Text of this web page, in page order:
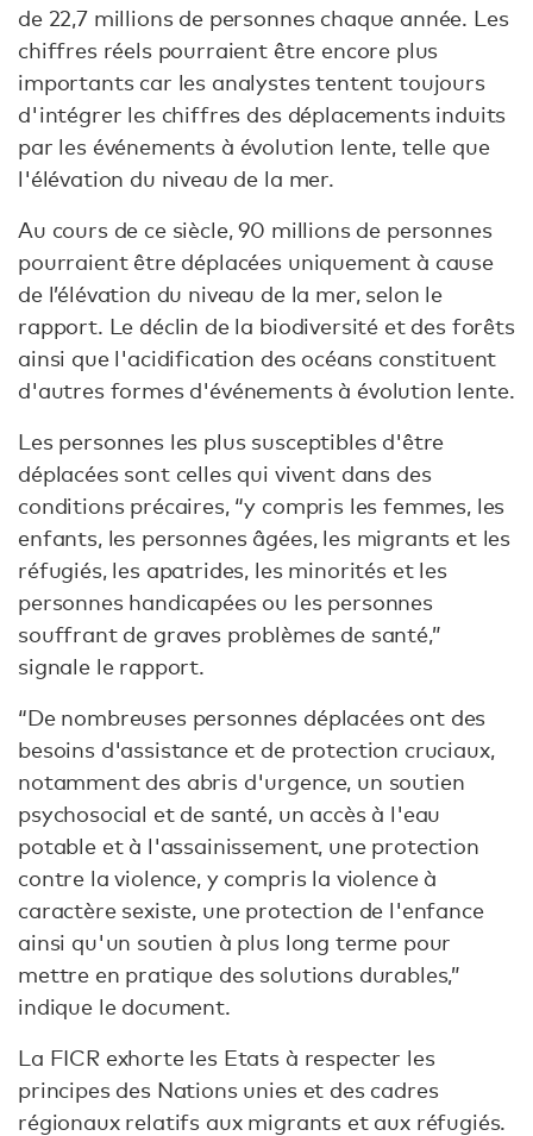
de 22,7 millions de personnes chaque année. Les
chiffres réels pourraient être encore plus
importants car les analystes tentent toujours
d'intégrer les chiffres des déplacements induits
par les événements à évolution lente, telle que
l'élévation du niveau de la mer.
Au cours de ce siècle, 90 millions de personnes
pourraient être déplacées uniquement à cause
de l’élévation du niveau de la mer, selon le
rapport. Le déclin de la biodiversité et des forêts
ainsi que l'acidification des océans constituent
d'autres formes d'événements à évolution lente.
Les personnes les plus susceptibles d'être
déplacées sont celles qui vivent dans des
conditions précaires, “y compris les femmes, les
enfants, les personnes âgées, les migrants et les
réfugiés, les apatrides, les minorités et les
personnes handicapées ou les personnes
souffrant de graves problèmes de santé,”
signale le rapport.
“De nombreuses personnes déplacées ont des
besoins d'assistance et de protection cruciaux,
notamment des abris d'urgence, un soutien
psychosocial et de santé, un accès à l'eau
potable et à l'assainissement, une protection
contre la violence, y compris la violence à
caractère sexiste, une protection de l'enfance
ainsi qu'un soutien à plus long terme pour
mettre en pratique des solutions durables,”
indique le document.
La FICR exhorte les Etats à respecter les
principes des Nations unies et des cadres
régionaux relatifs aux migrants et aux réfugiés.